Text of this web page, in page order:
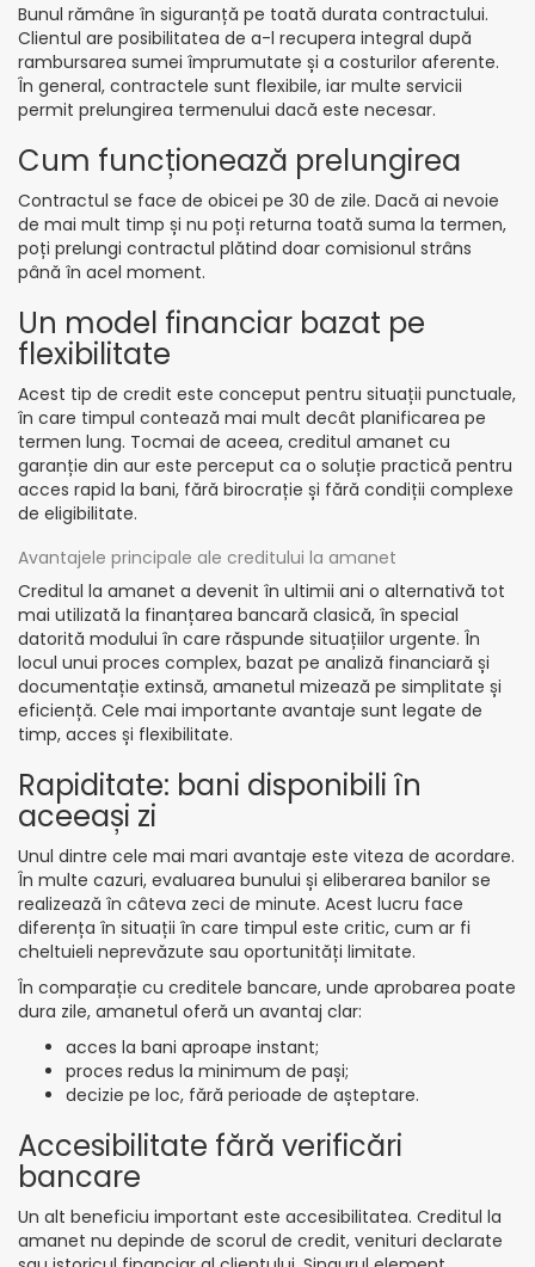
Bunul rămâne în siguranță pe toată durata contractului.
Clientul are posibilitatea de a-l recupera integral după
rambursarea sumei împrumutate și a costurilor aferente.
În general, contractele sunt flexibile, iar multe servicii
permit prelungirea termenului dacă este necesar.
Cum funcționează prelungirea
Contractul se face de obicei pe 30 de zile. Dacă ai nevoie
de mai mult timp și nu poți returna toată suma la termen,
poți prelungi contractul plătind doar comisionul strâns
până în acel moment.
Un model financiar bazat pe
flexibilitate
Acest tip de credit este conceput pentru situații punctuale,
în care timpul contează mai mult decât planificarea pe
termen lung. Tocmai de aceea, creditul amanet cu
garanție din aur este perceput ca o soluție practică pentru
acces rapid la bani, fără birocrație și fără condiții complexe
de eligibilitate.
Avantajele principale ale creditului la amanet
Creditul la amanet a devenit în ultimii ani o alternativă tot
mai utilizată la finanțarea bancară clasică, în special
datorită modului în care răspunde situațiilor urgente. În
locul unui proces complex, bazat pe analiză financiară și
documentație extinsă, amanetul mizează pe simplitate și
eficiență. Cele mai importante avantaje sunt legate de
timp, acces și flexibilitate.
Rapiditate: bani disponibili în
aceeași zi
Unul dintre cele mai mari avantaje este viteza de acordare.
În multe cazuri, evaluarea bunului și eliberarea banilor se
realizează în câteva zeci de minute. Acest lucru face
diferența în situații în care timpul este critic, cum ar fi
cheltuieli neprevăzute sau oportunități limitate.
În comparație cu creditele bancare, unde aprobarea poate
dura zile, amanetul oferă un avantaj clar:
acces la bani aproape instant;
proces redus la minimum de pași;
decizie pe loc, fără perioade de așteptare.
Accesibilitate fără verificări
bancare
Un alt beneficiu important este accesibilitatea. Creditul la
amanet nu depinde de scorul de credit, venituri declarate